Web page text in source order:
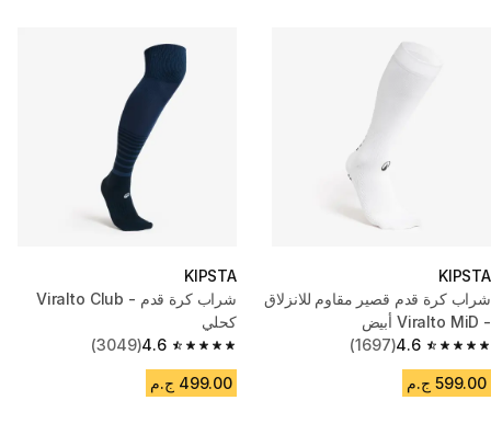
KIPSTA
شراب كرة قدم قصير مقاوم للانزلاق
- Viralto MiD أبيض
4.6
4.6 out of 5 stars from 1697 reviews
(1697)
599.00 ج.م
KIPSTA
شراب كرة قدم - Viralto Club
كحلي
4.6
4.6 out of 5 stars from 3049 reviews
(3049)
499.00 ج.م